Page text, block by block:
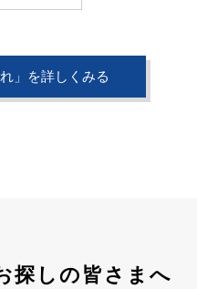
」を詳しくみる
探しの皆さまへ